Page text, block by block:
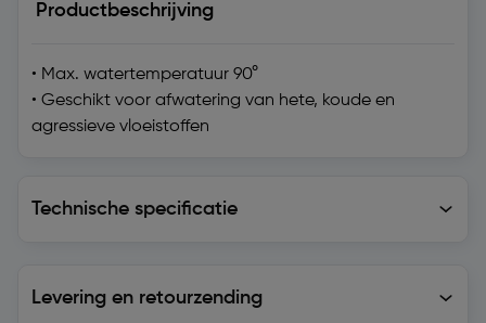
Productbeschrijving
• Max. watertemperatuur 90°
• Geschikt voor afwatering van hete, koude en
agressieve vloeistoffen
Technische specificatie
Levering en retourzending